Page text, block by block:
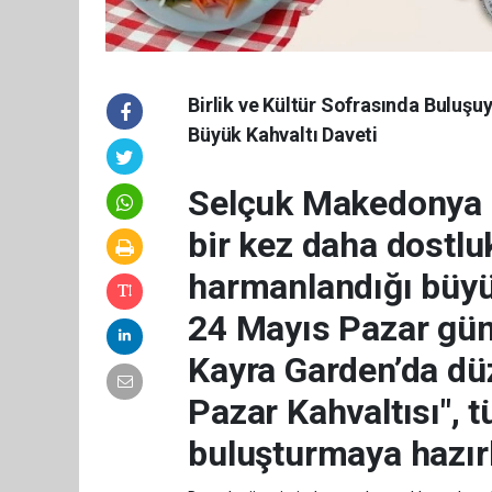
Birlik ve Kültür Sofrasında
Büyük Kahvaltı Daveti
Selçuk
bir kez daha
harmanlandığı
24 Mayıs Pazar
Kayra Garden’da
Pazar Kahvaltısı",
buluşturmaya